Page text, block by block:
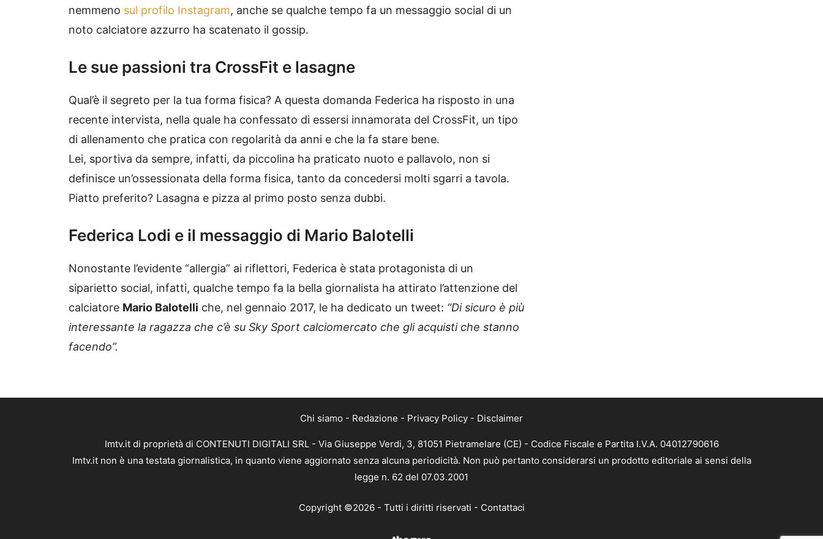
nemmeno sul profilo Instagram, anche se qualche tempo fa un messaggio social di un
noto calciatore azzurro ha scatenato il gossip.
Le sue passioni tra CrossFit e lasagne
Qual’è il segreto per la tua forma fisica? A questa domanda Federica ha risposto in una
recente intervista, nella quale ha confessato di essersi innamorata del CrossFit, un tipo
di allenamento che pratica con regolarità da anni e che la fa stare bene.
Lei, sportiva da sempre, infatti, da piccolina ha praticato nuoto e pallavolo, non si
definisce un’ossessionata della forma fisica, tanto da concedersi molti sgarri a tavola.
Piatto preferito? Lasagna e pizza al primo posto senza dubbi.
Federica Lodi e il messaggio di Mario Balotelli
Nonostante l’evidente “allergia” ai riflettori, Federica è stata protagonista di un
siparietto social, infatti, qualche tempo fa la bella giornalista ha attirato l’attenzione del
calciatore Mario Balotelli che, nel gennaio 2017, le ha dedicato un tweet: “Di sicuro è più
interessante la ragazza che c’è su Sky Sport calciomercato che gli acquisti che stanno
facendo”.
Chi siamo - Redazione - Privacy Policy - Disclaimer
Imtv.it di proprietà di CONTENUTI DIGITALI SRL - Via Giuseppe Verdi, 3, 81051 Pietramelare (CE) - Codice Fiscale e Partita I.V.A. 04012790616
Imtv.it non è una testata giornalistica, in quanto viene aggiornato senza alcuna periodicità. Non può pertanto considerarsi un prodotto editoriale ai sensi della
legge n. 62 del 07.03.2001
Copyright ©2026 - Tutti i diritti riservati - Contattaci